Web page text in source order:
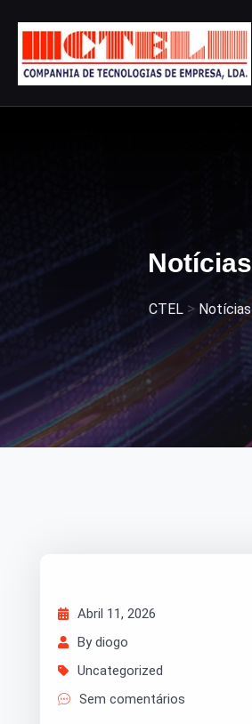
Notícias
CTEL> Notícias
Abril 11, 2026
By diogo
Uncategorized
Sem comentários